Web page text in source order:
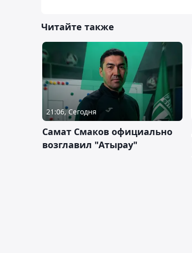
Читайте также
21:06, Сегодня
Самат Смаков официально
возглавил "Атырау"